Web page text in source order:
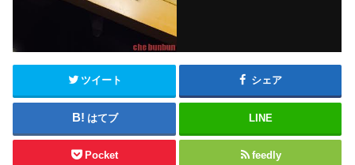
ツイート シェア
はてブ LINE
Pocket feedly